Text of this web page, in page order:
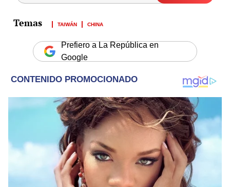
TAIWÁN CHINA
Prefiero a La República en
Google